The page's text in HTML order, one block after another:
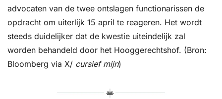
advocaten van de twee ontslagen functionarissen de
opdracht om uiterlijk 15 april te reageren. Het wordt
steeds duidelijker dat de kwestie uiteindelijk zal
worden behandeld door het Hooggerechtshof. (Bron:
Bloomberg via X/ cursief mijn)